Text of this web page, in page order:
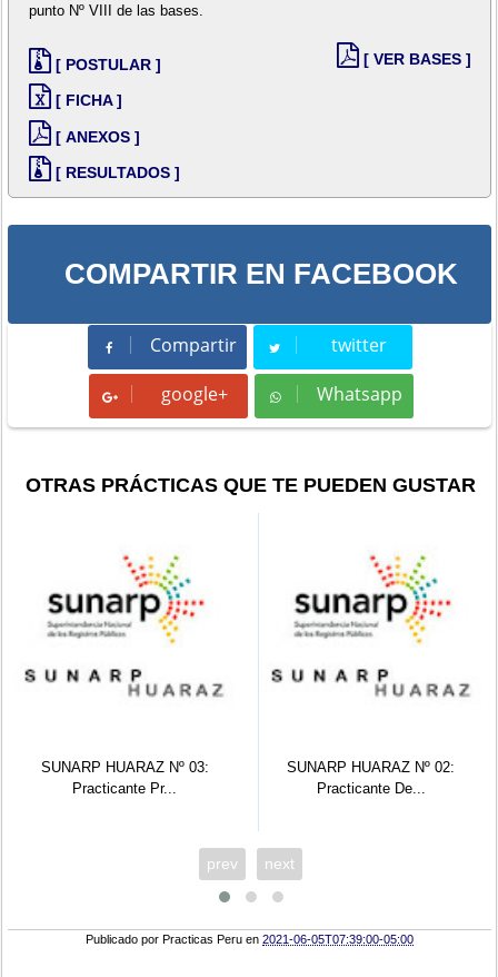
punto Nº VIII de las bases.
[ POSTULAR ]
[ FICHA ]
[ ANEXOS ]
[ RESULTADOS ]
[ VER BASES ]
COMPARTIR EN FACEBOOK
Compartir
Compartir twitter
Tweet
google+ Whatsapp
Whatsapp
OTRAS PRÁCTICAS QUE TE PUEDEN GUSTAR
SUNARP HUARAZ Nº 03:
Practicante Pr...
SUNARP HUARAZ Nº 02:
Practicante De...
prev next
Publicado porPracticas Peru en2021-06-05T07:39:00-05:00